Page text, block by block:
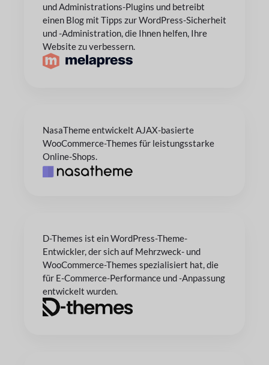
und Administrations-Plugins und betreibt
einen Blog mit Tipps zur WordPress-Sicherheit
und -Administration, die Ihnen helfen, Ihre
Website zu verbessern.
NasaTheme entwickelt AJAX-basierte
WooCommerce-Themes für leistungsstarke
Online-Shops.
D-Themes ist ein WordPress-Theme-
Entwickler, der sich auf Mehrzweck- und
WooCommerce-Themes spezialisiert hat, die
für E-Commerce-Performance und -Anpassung
entwickelt wurden.